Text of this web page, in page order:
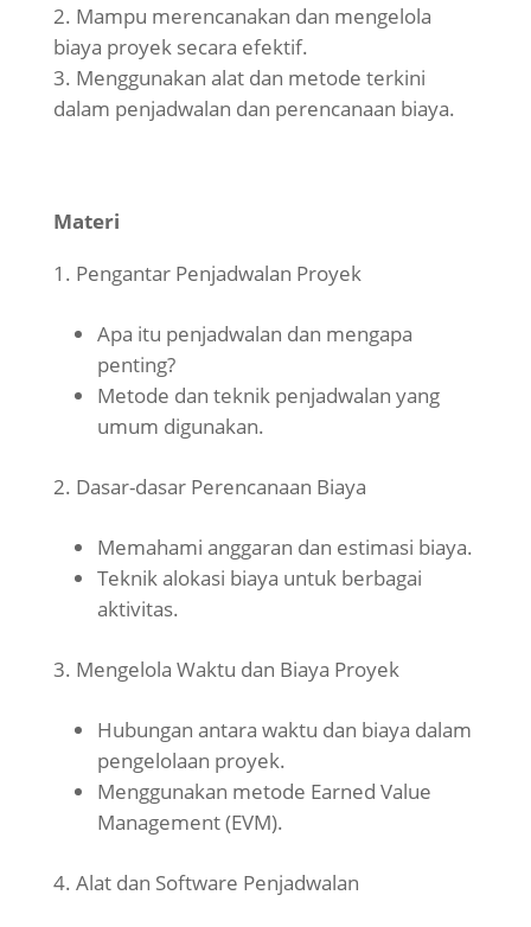
Mampu merencanakan dan mengelola
biaya proyek secara efektif.
Menggunakan alat dan metode terkini
dalam penjadwalan dan perencanaan biaya.
Materi
Pengantar Penjadwalan Proyek
Apa itu penjadwalan dan mengapa
penting?
Metode dan teknik penjadwalan yang
umum digunakan.
Dasar-dasar Perencanaan Biaya
Memahami anggaran dan estimasi biaya.
Teknik alokasi biaya untuk berbagai
aktivitas.
Mengelola Waktu dan Biaya Proyek
Hubungan antara waktu dan biaya dalam
pengelolaan proyek.
Menggunakan metode Earned Value
Management (EVM).
Alat dan Software Penjadwalan